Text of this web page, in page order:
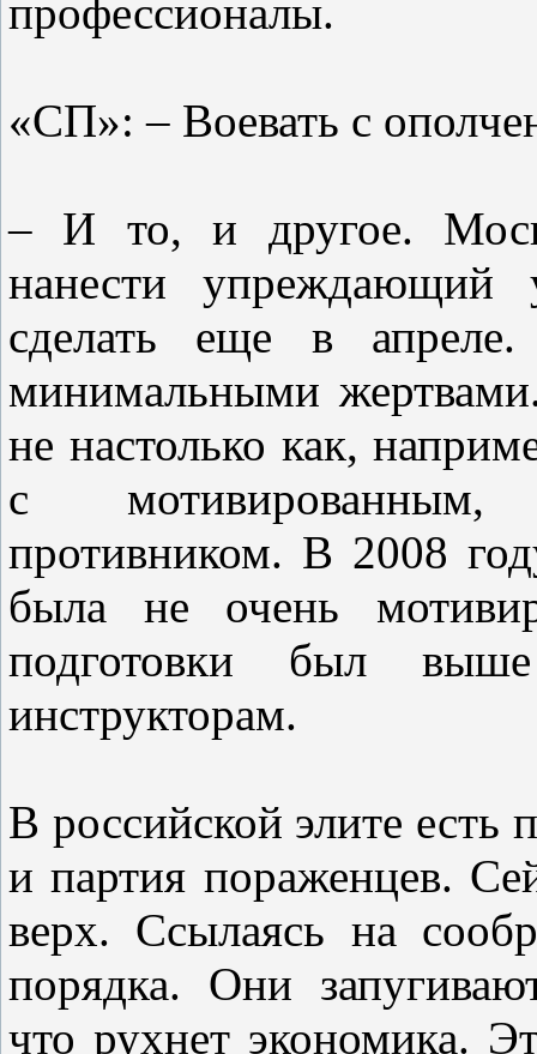
профессионалы.
«СП»: – Воевать с
– И то, и другое.
нанести
сделать еще в
минимальными
не настолько как,
с мотивированным,
противником. В 2008
была не очень
подготовки был
инструкторам.
В российской элите есть
и партия пораженцев.
верх. Ссылаясь на
порядка. Они
что рухнет экономика.